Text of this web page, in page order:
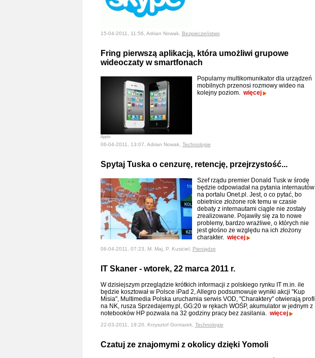
15-04-2011, 11:56, Adrian Nowak, Bezpieczeństwo
Fring pierwszą aplikacją, która umożliwi grupowe
wideoczaty w smartfonach
Apple
Popularny multikomunikator dla urządzeń
mobilnych przenosi rozmowy wideo na
kolejny poziom. więcej
06-04-2011, 13:07, Adrian Nowak, Technologie
Spytaj Tuska o cenzurę, retencję, przejrzystość...
Szef rządu premier Donald Tusk w środę
będzie odpowiadał na pytania internautów
na portalu Onet.pl. Jest, o co pytać, bo
obietnice złożone rok temu w czasie
debaty z internautami ciągle nie zostały
zrealizowane. Pojawiły się za to nowe
problemy, bardzo wrażliwe, o których nie
jest głośno ze względu na ich złożony
charakter. więcej
06-04-2011, 07:23, M. Maj, P. Kusiciel, Pieniądze
IT Skaner - wtorek, 22 marca 2011 r.
W dzisiejszym przeglądzie krótkich informacji z polskiego rynku IT m.in. ile
będzie kosztował w Polsce iPad 2, Allegro podsumowuje wyniki akcji "Kup
Misia", Multimedia Polska uruchamia serwis VOD, "Charaktery" otwierają profil
na NK, rusza Sprzedajemy.pl, GG:20 w rękach WOŚP, akumulator w jednym z
notebooków HP pozwala na 32 godziny pracy bez zasilania. więcej
22-03-2011, 19:20, Krzysztof Gontarek, Technologie
Czatuj ze znajomymi z okolicy dzięki Yomoli